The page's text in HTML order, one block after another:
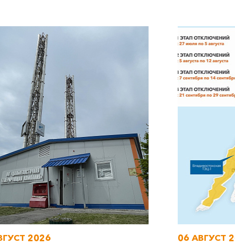
2026 06 АВГУСТ